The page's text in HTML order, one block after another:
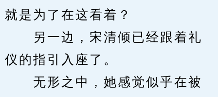
就是为了在这看着？
另一边，宋清倾已经跟着礼
仪的指引入座了。
无形之中，她感觉似乎在被